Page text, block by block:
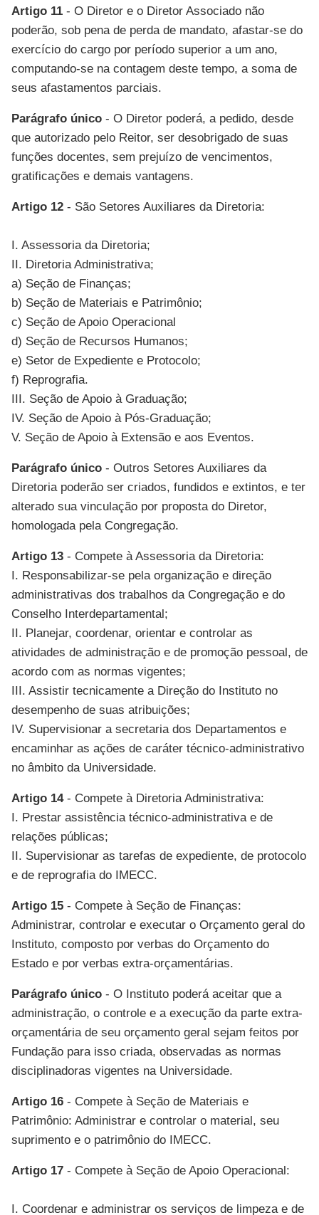
Artigo 11 - O Diretor e o Diretor Associado não
poderão, sob pena de perda de mandato, afastar-se do
exercício do cargo por período superior a um ano,
computando-se na contagem deste tempo, a soma de
seus afastamentos parciais.
Parágrafo único - O Diretor poderá, a pedido, desde
que autorizado pelo Reitor, ser desobrigado de suas
funções docentes, sem prejuízo de vencimentos,
gratificações e demais vantagens.
Artigo 12 - São Setores Auxiliares da Diretoria:
I. Assessoria da Diretoria;
II. Diretoria Administrativa;
a) Seção de Finanças;
b) Seção de Materiais e Patrimônio;
c) Seção de Apoio Operacional
d) Seção de Recursos Humanos;
e) Setor de Expediente e Protocolo;
f) Reprografia.
III. Seção de Apoio à Graduação;
IV. Seção de Apoio à Pós-Graduação;
V. Seção de Apoio à Extensão e aos Eventos.
Parágrafo único - Outros Setores Auxiliares da
Diretoria poderão ser criados, fundidos e extintos, e ter
alterado sua vinculação por proposta do Diretor,
homologada pela Congregação.
Artigo 13 - Compete à Assessoria da Diretoria:
I. Responsabilizar-se pela organização e direção
administrativas dos trabalhos da Congregação e do
Conselho Interdepartamental;
II. Planejar, coordenar, orientar e controlar as
atividades de administração e de promoção pessoal, de
acordo com as normas vigentes;
III. Assistir tecnicamente a Direção do Instituto no
desempenho de suas atribuições;
IV. Supervisionar a secretaria dos Departamentos e
encaminhar as ações de caráter técnico-administrativo
no âmbito da Universidade.
Artigo 14- Compete à Diretoria Administrativa:
I. Prestar assistência técnico-administrativa e de
relações públicas;
II. Supervisionar as tarefas de expediente, de protocolo
e de reprografia do IMECC.
Artigo 15 - Compete à Seção de Finanças:
Administrar, controlar e executar o Orçamento geral do
Instituto, composto por verbas do Orçamento do
Estado e por verbas extra-orçamentárias.
Parágrafo único - O Instituto poderá aceitar que a
administração, o controle e a execução da parte extra-
orçamentária de seu orçamento geral sejam feitos por
Fundação para isso criada, observadas as normas
disciplinadoras vigentes na Universidade.
Artigo 16 - Compete à Seção de Materiais e
Patrimônio: Administrar e controlar o material, seu
suprimento e o patrimônio do IMECC.
Artigo 17 - Compete à Seção de Apoio Operacional:
I. Coordenar e administrar os serviços de limpeza e de